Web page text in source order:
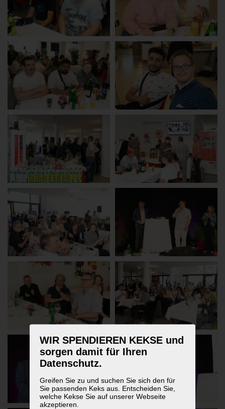
WIR SPENDIEREN KEKSE und
sorgen damit für Ihren
Datenschutz.
Greifen Sie zu und suchen Sie sich den für
Sie passenden Keks aus. Entscheiden Sie,
welche Kekse Sie auf unserer Webseite
akzeptieren.